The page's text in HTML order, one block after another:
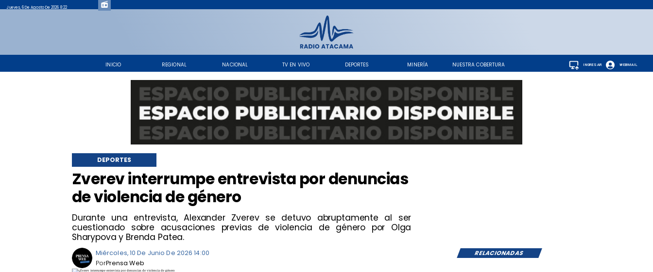
INICIO REGIONAL NACIONAL TV EN VIVO DEPORTES MINERÍA NUESTRA COBERTURA
Jueves, 6 De Agosto De 2026 8:22
WEBMAIL
INGRESAR
Zverev interrumpe entrevista por denuncias
de violencia de género
Durante una entrevista, Alexander Zverev se detuvo abruptamente al ser
cuestionado sobre acusaciones previas de violencia de género por Olga
Sharypova y Brenda Patea.
DEPORTES
RELACIONADAS
Miércoles, 10 De Junio De 2026 14:00
Prensa Web
Por